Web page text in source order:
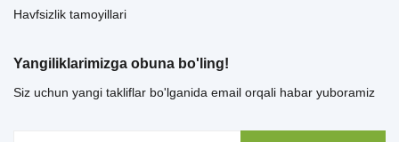
Havfsizlik tamoyillari
Yangiliklarimizga obuna bo'ling!
Siz uchun yangi takliflar bo'lganida email orqali habar yuboramiz